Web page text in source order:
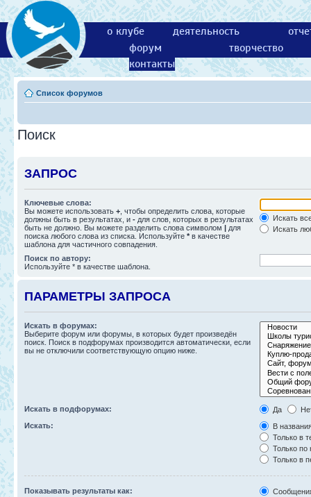
о клубе деятельность
форум
творчество
контакты
Список форумов
Поиск
ЗАПРОС
Ключевые слова:
Вы можете использовать + , чтобы определить слова, которые
должны быть в результатах, и - для слов, которых в результатах
быть не должно. Вы можете разделить слова символом | для
поиска любого слова из списка. Используйте * в качестве
шаблона для частичного совпадения.
Искать
Искать
Поиск по автору:
Используйте * в качестве шаблона.
ПАРАМЕТРЫ ЗАПРОСА
Искать в форумах:
Выберите форум или форумы, в которых будет произведён
поиск. Поиск в подфорумах производится автоматически, если
вы не отключили соответствующую опцию ниже.
Искать в подфорумах: Да
Искать:
В
Только в
Только по
Только в
Показывать результаты как: